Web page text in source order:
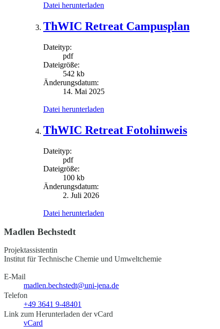
Datei herunterladen
ThWIC Retreat Campusplan
Dateityp:
pdf
Dateigröße:
542 kb
Änderungsdatum:
14. Mai 2025
Datei herunterladen
ThWIC Retreat Fotohinweis
Dateityp:
pdf
Dateigröße:
100 kb
Änderungsdatum:
2. Juli 2026
Datei herunterladen
Madlen Bechstedt
Projektassistentin
Institut für Technische Chemie und Umweltchemie
E-Mail
madlen.bechstedt@uni-jena.de
Telefon
+49 3641 9-48401
Link zum Herunterladen der vCard
vCard